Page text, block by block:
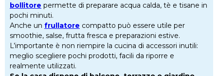
bollitore permette di preparare acqua calda, tè e tisane in
pochi minuti.
Anche un frullatore compatto può essere utile per
smoothie, salse, frutta fresca e preparazioni estive.
L’importante è non riempire la cucina di accessori inutili:
meglio scegliere pochi prodotti, facili da riporre e
realmente utilizzati.